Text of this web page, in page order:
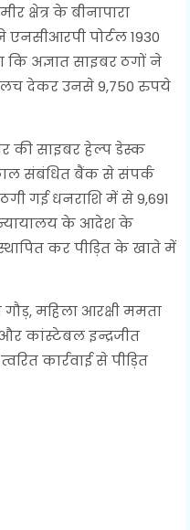
क्षेत्र के बीनापारा
पोर्टल 1930
कि अज्ञात साइबर ठगों ने
देकर उनसे 9,750 रुपये
की साइबर हेल्प डेस्क
संबंधित बैंक से संपर्क
गई धनराशि में से 9,691
न्यायालय के आदेश के
कर पीड़ित के खाते में
महिला आरक्षी ममता
कांस्टेबल इन्द्रजीत
कार्रवाई से पीड़ित